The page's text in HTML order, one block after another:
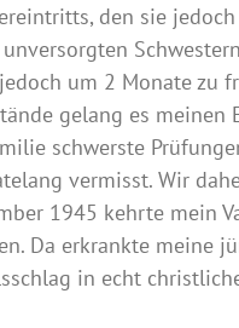
den sie
um 2 Monate zu
gelang es
schwerste
vermisst. Wir
1945 kehrte mein
Da erkrankte meine
in echt